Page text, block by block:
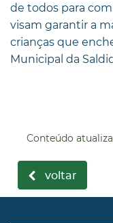
de todos para
visam garantir a
crianças que
Municipal da
Conteúdo
voltar